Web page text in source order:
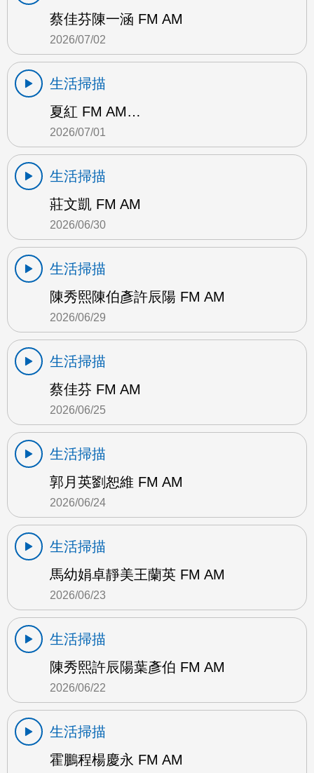
蔡佳芬陳一涵 FM AM
2026/07/02
生活掃描
夏紅 FM AM…
2026/07/01
生活掃描
莊文凱 FM AM
2026/06/30
生活掃描
陳秀熙陳伯彥許辰陽 FM AM
2026/06/29
生活掃描
蔡佳芬 FM AM
2026/06/25
生活掃描
郭月英劉恕維 FM AM
2026/06/24
生活掃描
馬幼娟卓靜美王蘭英 FM AM
2026/06/23
生活掃描
陳秀熙許辰陽葉彥伯 FM AM
2026/06/22
生活掃描
霍鵬程楊慶永 FM AM